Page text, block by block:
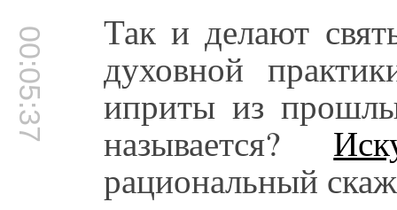
00:05:37 Так и делают
духовной
иприты из
называется?
рациональный